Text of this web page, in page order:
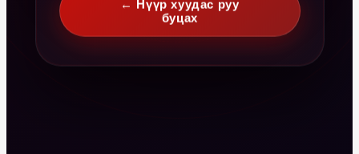
← Нүүр хуудас руу
буцах